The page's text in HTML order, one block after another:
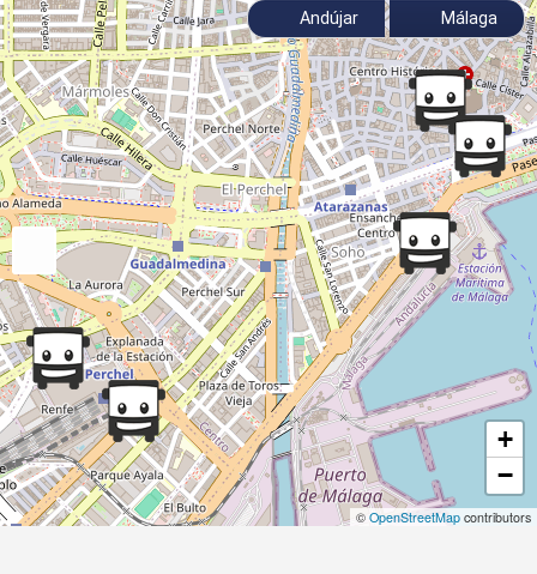
+
−
© OpenStreetMap contributors
Andújar Málaga